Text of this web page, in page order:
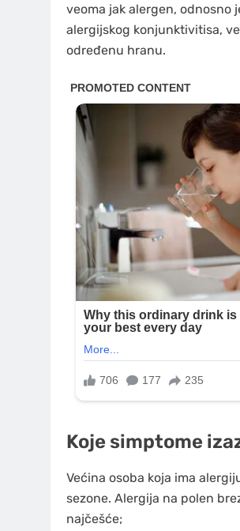
veoma jak alergen, odnosno
alergijskog konjunktivitisa,
određenu hranu.
Koje simptome
Većina osoba koja ima
sezone. Alergija na polen
najčešće;